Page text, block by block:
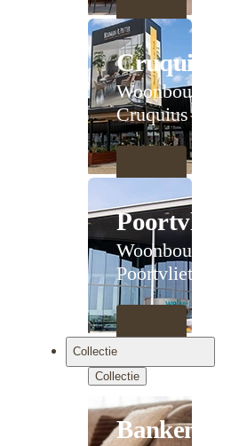
Cruquius
Woonboulevard
Cruquius
Poortvliet
Woonboulevard
Poortvliet XXL
Collectie
Collectie
Banken